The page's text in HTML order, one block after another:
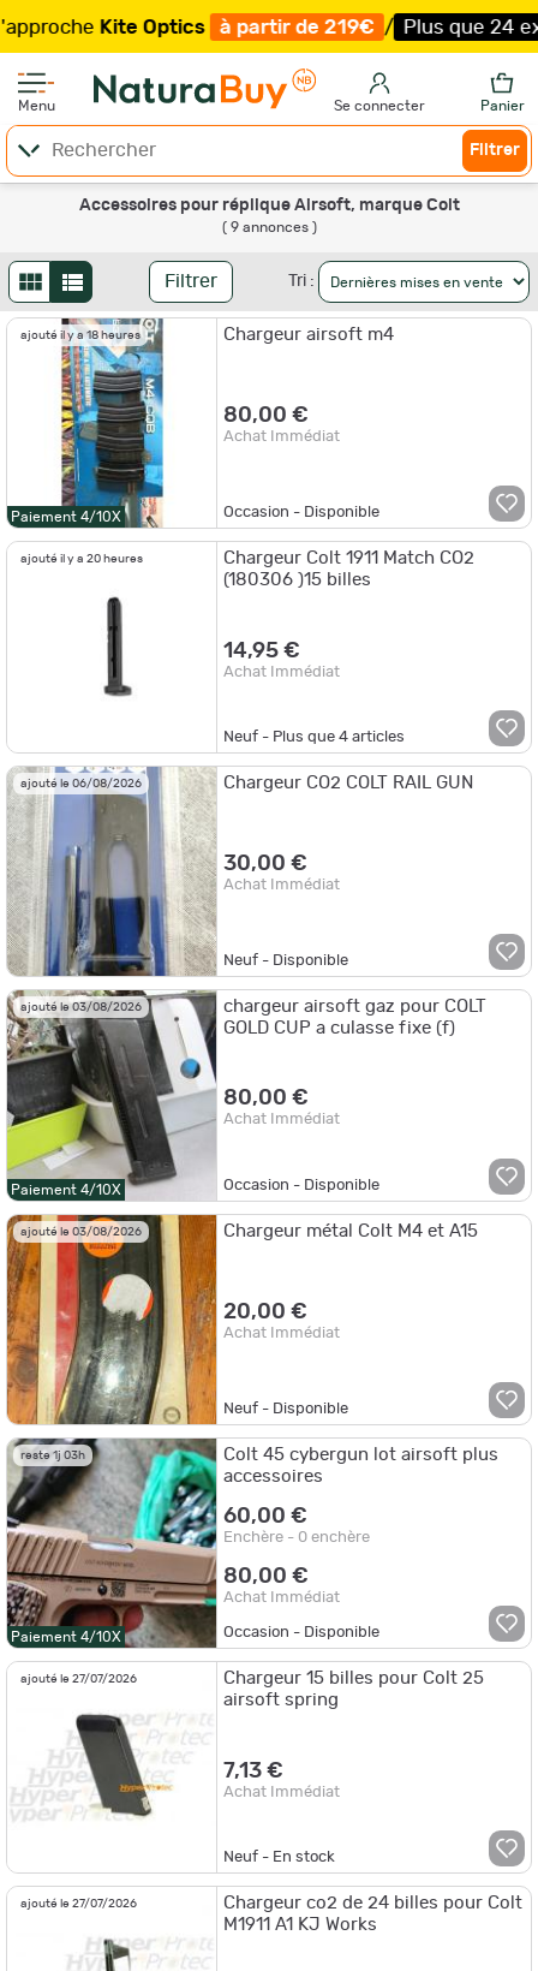
Kite Optics à partir de 219€ / Plus que 24
Menu Se connecter Panier
Filtrer
Accessoires pour réplique Airsoft, marque Colt
( 9 annonces )
Filtrer Tri :
ajouté il y a 18 heures
Paiement 4/10X
Chargeur airsoft m4
80,00 €
Achat Immédiat
Occasion - Disponible
ajouté il y a 20 heures
Chargeur Colt 1911 Match CO2
(180306 )15 billes
14,95 €
Achat Immédiat
Neuf - Plus que4 articles
ajouté le 06/08/2026 Chargeur CO2 COLT RAIL GUN
30,00 €
Achat Immédiat
Neuf - Disponible
ajouté le 03/08/2026
Paiement 4/10X
chargeur airsoft gaz pour COLT
GOLD CUP a culasse fixe (f)
80,00 €
Achat Immédiat
Occasion - Disponible
ajouté le 03/08/2026 Chargeur métal Colt M4 et A15
20,00 €
Achat Immédiat
Neuf - Disponible
reste 1j 03h
Paiement 4/10X
Colt 45 cybergun lot airsoft plus
accessoires
60,00 €
Enchère - 0 enchère
80,00 €
Achat Immédiat
Occasion - Disponible
ajouté le 27/07/2026
Chargeur 15 billes pour Colt 25
airsoft spring
7,13 €
Achat Immédiat
Neuf - En stock
ajouté le 27/07/2026
Chargeur co2 de 24 billes pour Colt
M1911 A1 KJ Works